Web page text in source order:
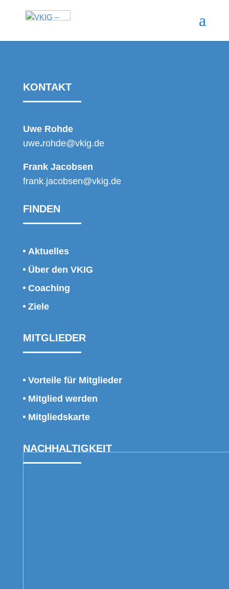
KONTAKT
Uwe Rohde
uwe.rohde@vkig.de
Frank Jacobsen
frank.jacobsen@vkig.de
FINDEN
Aktuelles
Über den VKIG
Coaching
Ziele
MITGLIEDER
Vorteile für Mitglieder
Mitglied werden
Mitgliedskarte
NACHHALTIGKEIT